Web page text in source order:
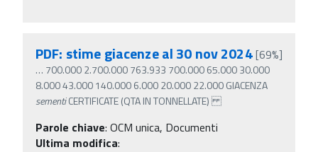
PDF: stime giacenze al 30 nov 2024[69%]
… 700.000 2.700.000 763.933 700.000 65.000 30.000
8.000 43.000 140.000 6.000 20.000 22.000 GIACENZA
sementiCERTIFICATE (QTA IN TONNELLATE)
Parole chiave: OCM unica, Documenti
Ultima modifica: